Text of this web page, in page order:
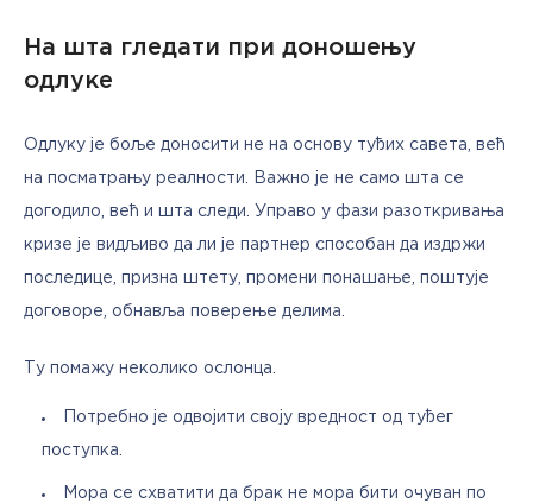
На шта гледати при доношењу
одлуке
Одлуку је боље доносити не на основу туђих савета, већ
на посматрању реалности. Важно је не само шта се
догодило, већ и шта следи. Управо у фази разоткривања
кризе је видљиво да ли је партнер способан да издржи
последице, призна штету, промени понашање, поштује
договоре, обнавља поверење делима.
Ту помажу неколико ослонца.
Потребно је одвојити своју вредност од туђег
поступка.
Мора се схватити да брак не мора бити очуван по